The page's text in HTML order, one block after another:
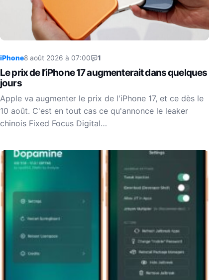
iPhone8 août 2026 à 07:00 1
Le prix de l’iPhone 17 augmenterait dans quelques
jours
Apple va augmenter le prix de l'iPhone 17, et ce dès le
10 août. C'est en tout cas ce qu'annonce le leaker
chinois Fixed Focus Digital…